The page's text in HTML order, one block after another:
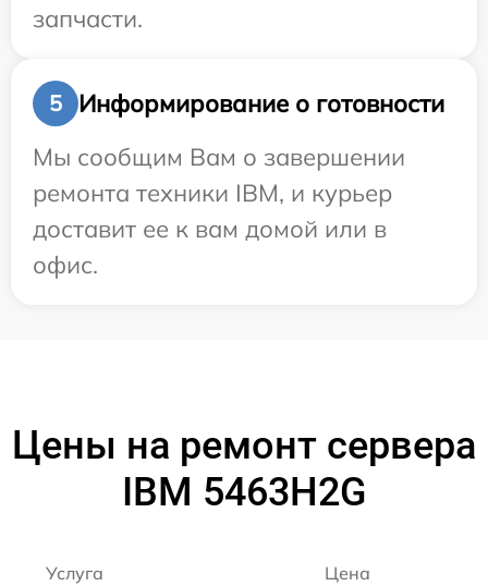
запчасти.
5
Информирование о готовности
Мы сообщим Вам о завершении
ремонта техники IBM, и курьер
доставит ее к вам домой или в
офис.
Цены на ремонт сервера
IBM 5463H2G
Услуга Цена